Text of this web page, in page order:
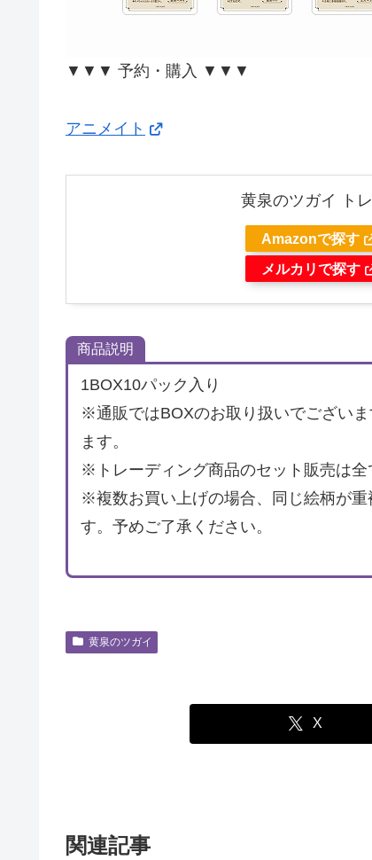
▼▼▼ 予約・購入 ▼▼▼
アニメイト
黄泉のツガイ ト
Amazonで探す
メルカリで探す
商品説明
1BOX10パック入り
※通販ではBOXのお取り扱いでござい
ます。
※トレーディング商品のセット販売は全
※複数お買い上げの場合、同じ絵柄が
す。予めご了承ください。
黄泉のツガイ
X
関連記事